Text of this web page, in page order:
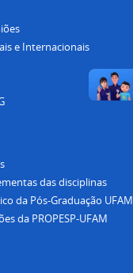
e Internacionais
das disciplinas
da Pós-Graduação UFAM
da PROPESP-UFAM